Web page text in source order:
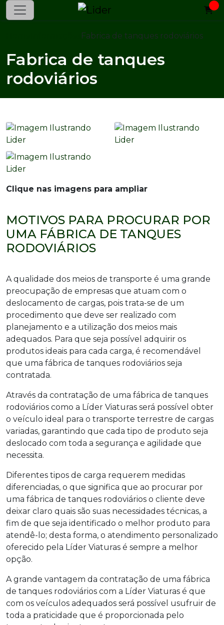
Fabrica de tanques rodoviários
Fabrica de tanques
rodoviários
Clique nas imagens para ampliar
MOTIVOS PARA PROCURAR POR
UMA FÁBRICA DE TANQUES
RODOVIÁRIOS
A qualidade dos meios de transporte é uma grande
preocupação de empresas que atuam com o
deslocamento de cargas, pois trata-se de um
procedimento que deve ser realizado com
planejamento e a utilização dos meios mais
adequados. Para que seja possível adquirir os
produtos ideais para cada carga, é recomendável
que uma fábrica de tanques rodoviários seja
contratada.
Através da contratação de uma fábrica de tanques
rodoviários como a Líder Viaturas será possível obter
o veículo ideal para o transporte terrestre de cargas
variadas, garantindo que cada tipo de produto seja
deslocado com toda a segurança e agilidade que
necessita.
Diferentes tipos de carga requerem medidas
diferenciadas, o que significa que ao procurar por
uma fábrica de tanques rodoviários o cliente deve
deixar claro quais são suas necessidades técnicas, a
fim de que seja identificado o melhor produto para
atendê-lo; desta forma, o atendimento personalizado
oferecido pela Líder Viaturas é sempre a melhor
opção.
A grande vantagem da contratação de uma fábrica
de tanques rodoviários com a Líder Viaturas é que
com os veículos adequados será possível usufruir de
toda a praticidade que é proporcionada pelo